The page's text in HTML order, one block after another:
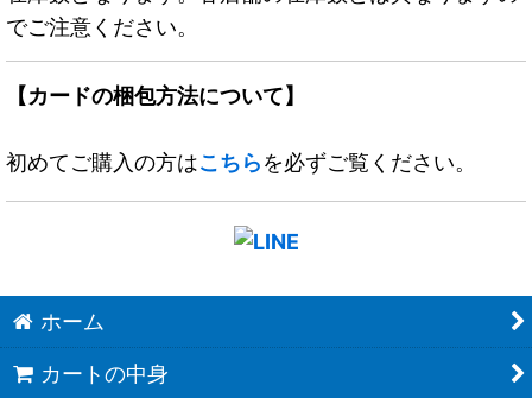
でご注意ください。
【カードの梱包方法について】
初めてご購入の方はこちらを必ずご覧ください。
ホーム
カートの中身